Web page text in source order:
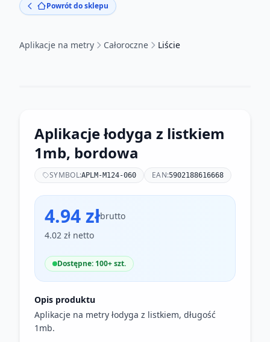
Powrót do sklepu
Aplikacje na metry Całoroczne Liście
Aplikacje łodyga z listkiem
1mb, bordowa
SYMBOL:APLM-M124-060 EAN:5902188616668
4.94 złbrutto
4.02 zł netto
Dostępne: 100+ szt.
Opis produktu
Aplikacje na metry łodyga z listkiem, długość
1mb.